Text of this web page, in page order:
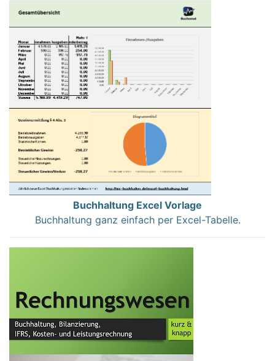
Buchhaltung Excel Vorlage
Buchhaltung ganz einfach per Excel-Tabelle.